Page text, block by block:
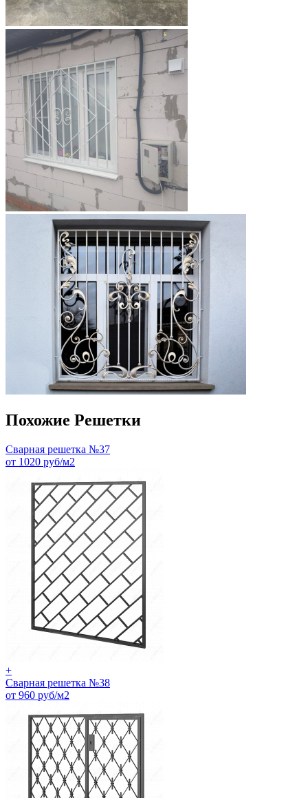
Похожие Решетки
Сварная решетка №37
от 1020 руб/м2
+
Сварная решетка №38
от 960 руб/м2